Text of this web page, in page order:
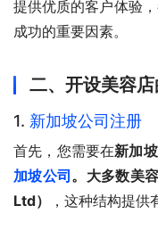
提供优质的客户体验
成功的重要因素。
二、开设美容
1. 新加坡公司注册
首先，您需要在新加
加坡公司 。大多数美
Ltd）
，这种结构提供